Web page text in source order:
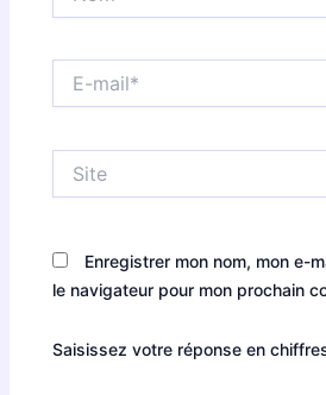
mail*
Enregistrer mon nom, mon e-
le navigateur pour mon prochain
Saisissez votre réponse en